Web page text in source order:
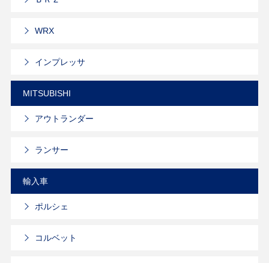
WRX
インプレッサ
MITSUBISHI
アウトランダー
ランサー
輸入車
ポルシェ
コルベット